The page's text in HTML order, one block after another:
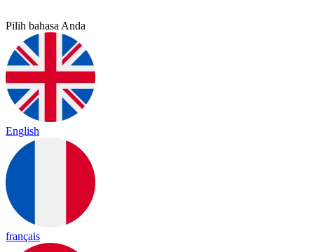
Pilih bahasa Anda
English
français